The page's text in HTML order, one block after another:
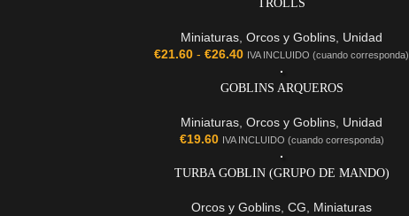
TROLLS
Miniaturas Orcos y Goblins Unidad
€21.60 - €26.40 IVA INCLUIDO (cuando corresponda)
GOBLINS ARQUEROS
Miniaturas Orcos y Goblins Unidad
€19.60 IVA INCLUIDO (cuando corresponda)
TURBA GOBLIN (GRUPO DE MANDO)
Orcos y Goblins CG
Miniaturas